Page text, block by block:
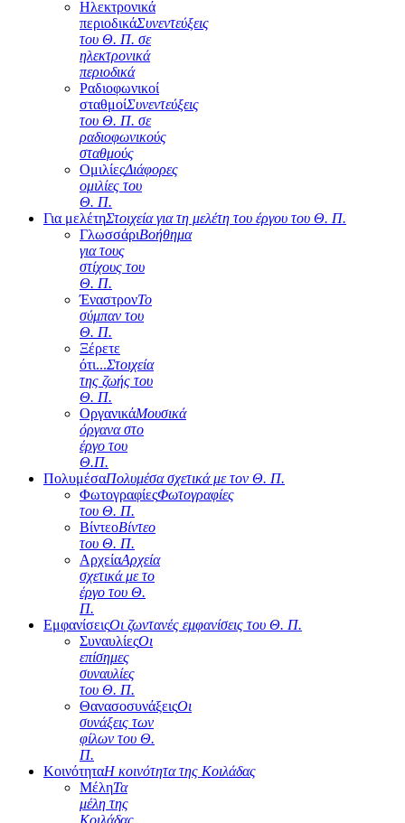
Ηλεκτρονικά
περιοδικάΣυνεντεύξεις
του Θ. Π. σε
ηλεκτρονικά
περιοδικά
Ραδιοφωνικοί
σταθμοίΣυνεντεύξεις
του Θ. Π. σε
ραδιοφωνικούς
σταθμούς
ΟμιλίεςΔιάφορες
ομιλίες του
Θ. Π.
Για μελέτηΣτοιχεία για τη μελέτη του έργου του Θ. Π.
ΓλωσσάριΒοήθημα
για τους
στίχους του
Θ. Π.
ΈναστρονΤο
σύμπαν του
Θ. Π.
Ξέρετε
ότι...Στοιχεία
της ζωής του
Θ. Π.
ΟργανικάΜουσικά
όργανα στο
έργο του
Θ.Π.
ΠολυμέσαΠολυμέσα σχετικά με τον Θ. Π.
ΦωτογραφίεςΦωτογραφίες
του Θ. Π.
ΒίντεοΒίντεο
του Θ. Π.
ΑρχείαΑρχεία
σχετικά με το
έργο του Θ.
Π.
ΕμφανίσειςΟι ζωντανές εμφανίσεις του Θ. Π.
ΣυναυλίεςΟι
επίσημες
συναυλίες
του Θ. Π.
ΘανασοσυνάξειςΟι
συνάξεις των
φίλων του Θ.
Π.
ΚοινότηταΗ κοινότητα της Κοιλάδας
ΜέληΤα
μέλη της